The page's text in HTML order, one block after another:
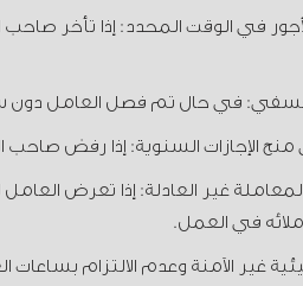
في الوقت المحدد: إذا تأخر
في حال تم فصل العامل دون سبب
منح الإجازات السنوية: إذا رفض صاحب
المعاملة غير العادلة: إذا تعرض
في العمل.
غير الآمنة وعدم الالتزام